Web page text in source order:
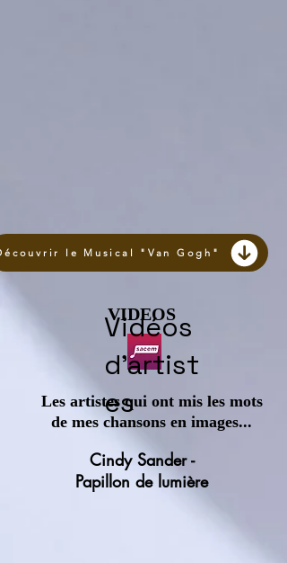
le Musical "Van Gogh"
VIDEOS
Les artistes qui ont mis les mots
de mes chansons en images...
Vidéos
d'artist
es
Cindy Sander -
Papillon de lumière